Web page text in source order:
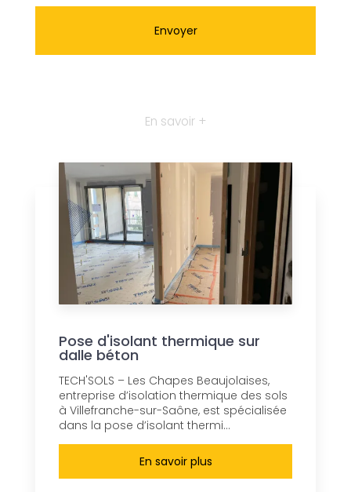
En savoir +
Pose d'isolant thermique sur
dalle béton
TECH'SOLS – Les Chapes Beaujolaises,
entreprise d’isolation thermique des sols
à Villefranche-sur-Saône, est spécialisée
dans la pose d’isolant thermi...
En savoir plus